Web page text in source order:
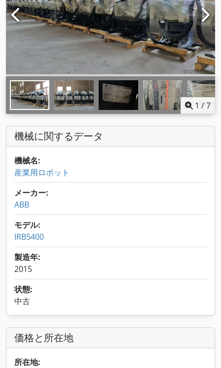
1 /7
機械に関するデータ
機械名:
産業用ロボット
メーカー:
ABB
モデル:
IRB5400
製造年:
2015
状態:
中古
価格と所在地
所在地: